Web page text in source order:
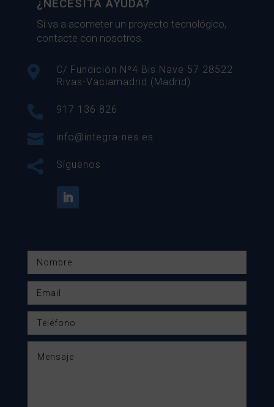
¿NECESITA AYUDA?
Si va a acometer un proyecto tecnológico,
contacte con nosotros.

C/ Fundición Nº4 Bis Nave 57 28522
Rivas-Vaciamadrid (Madrid)
 917 136 826
 info@integra-nes.es
 Síguenos